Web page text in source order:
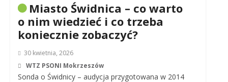
Miasto Świdnica – co warto
o nim wiedzieć i co trzeba
koniecznie zobaczyć?
30 kwietnia, 2026
WTZ PSONI Mokrzeszów
Sonda o Świdnicy – audycja przygotowana w 2014